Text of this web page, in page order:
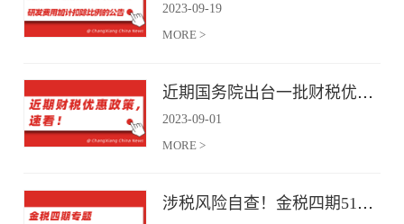
2023-09-19
MORE >
近期国务院出台一批财税优惠政策，速看！
2023-09-01
MORE >
涉税风险自查！金税四期51项风险提示！